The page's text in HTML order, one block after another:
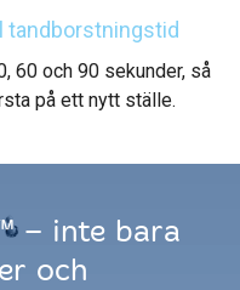
tandborstningstid
60 och 90 sekunder, så
på ett nytt ställe.
– inte bara
och